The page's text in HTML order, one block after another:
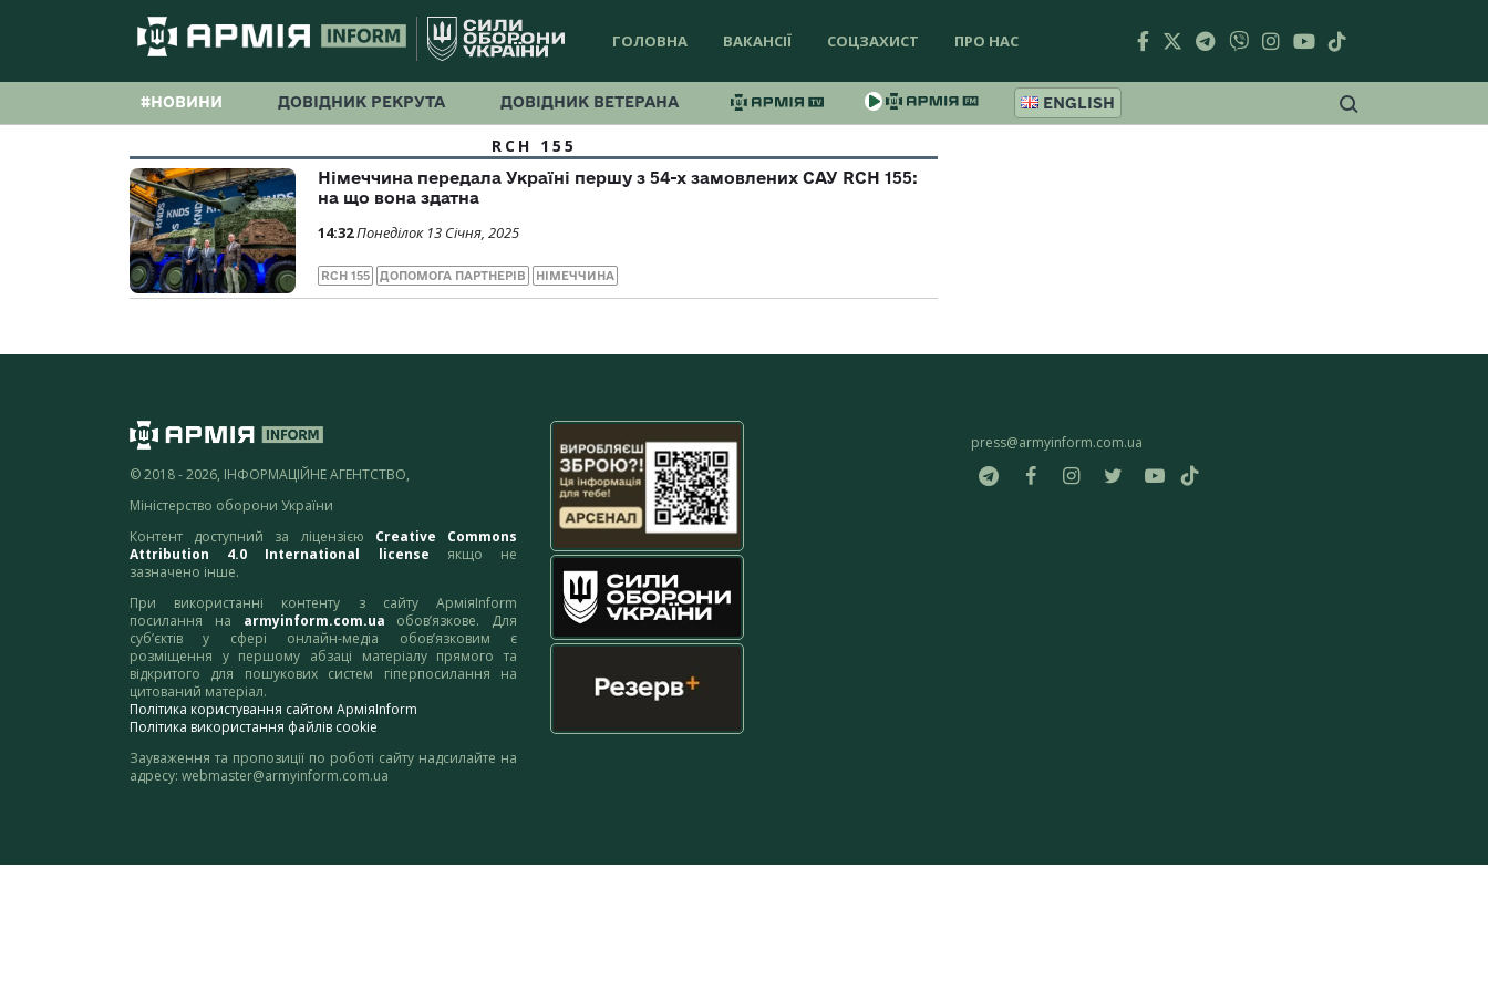
ГОЛОВНА ВАКАНСІЇ СОЦЗАХИСТ ПРО НАС
#НОВИНИ ДОВІДНИК РЕКРУТА ДОВІДНИК ВЕТЕРАНА ENGLISH
RCH 155
Німеччина передала Україні першу з 54-х замовлених САУ RCH 155:
на що вона здатна
14:32Понеділок 13 Січня, 2025
RCH 155 ДОПОМОГА ПАРТНЕРІВ НІМЕЧЧИНА
© 2018 - 2026, ІНФОРМАЦІЙНЕ АГЕНТСТВО,
Міністерство оборони України
Контент доступний за ліцензією Creative Commons
Attribution 4.0 International license якщо не
зазначено інше.
При використанні контенту з сайту АрміяInform
посилання на armyinform.com.ua обов’язкове. Для
суб’єктів у сфері онлайн-медіа обов’язковим є
розміщення у першому абзаці матеріалу прямого та
відкритого для пошукових систем гіперпосилання на
цитований матеріал.
Політика користування сайтом АрміяInform
Політика використання файлів cookie
Зауваження та пропозиції по роботі сайту надсилайте на
адресу: webmaster@armyinform.com.ua
press@armyinform.com.ua